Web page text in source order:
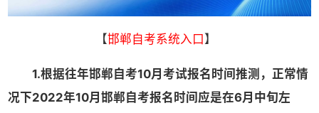
【邯郸自考系统入口 】
1.根据往年邯郸自考10月考试报名时间推测，正常情
况下2022年10月邯郸自考报名时间应是在6月中旬左